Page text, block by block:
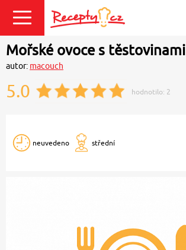
Přihlásit se
Mořské ovoce s těstovinami
autor: macouch
5.0 hodnotilo: 2
neuvedeno střední